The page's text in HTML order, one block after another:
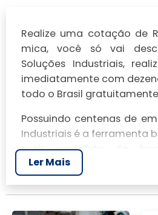
Realize uma cotação de
mica, você só vai
Soluções Industriais,
imediatamente com
todo o Brasil
Possuindo centenas de
Industriais é a ferramenta
mais completo da área
realizar um orçamento de
mica, clique em um ou
seguir:
Ler Mais